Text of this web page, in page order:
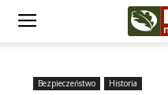
Bezpieczeństwo Historia